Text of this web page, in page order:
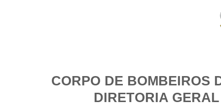
CORPO DE BOMBEIROS
DIRETORIA